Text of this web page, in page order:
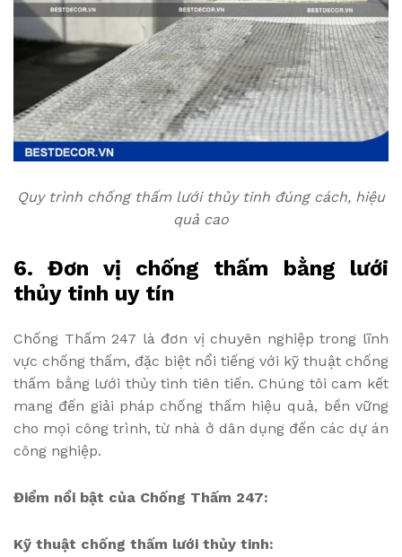
Quy trình chống thấm lưới thủy tinh đúng cách, hiệu
quả cao
6. Đơn vị chống thấm bằng lưới
thủy tinh uy tín
Chống Thấm 247 là đơn vị chuyên nghiệp trong lĩnh
vực chống thấm, đặc biệt nổi tiếng với kỹ thuật chống
thấm bằng lưới thủy tinh tiên tiến. Chúng tôi cam kết
mang đến giải pháp chống thấm hiệu quả, bền vững
cho mọi công trình, từ nhà ở dân dụng đến các dự án
công nghiệp.
Điểm nổi bật của Chống Thấm 247:
Kỹ thuật chống thấm lưới thủy tinh: